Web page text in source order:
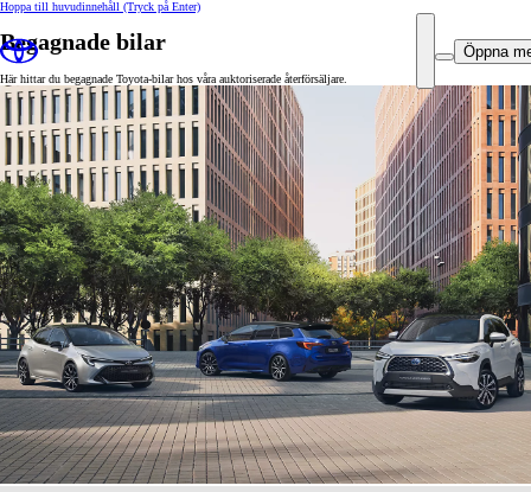
Hoppa till huvudinnehåll (Tryck på Enter)
Öppna
Begagnade bilar
Här hittar du begagnade Toyota-bilar hos våra auktoriserade återförsäljare.